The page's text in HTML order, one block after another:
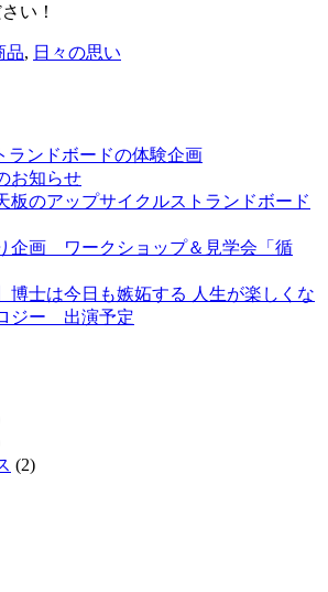
い！
品, 日々の思い
ンドボードの体験企画
お知らせ
板のアップサイクルストランドボード
企画 ワークショップ＆見学会「循
博士は今日も嫉妬する 人生が楽しくな
ジー 出演予定
(2)